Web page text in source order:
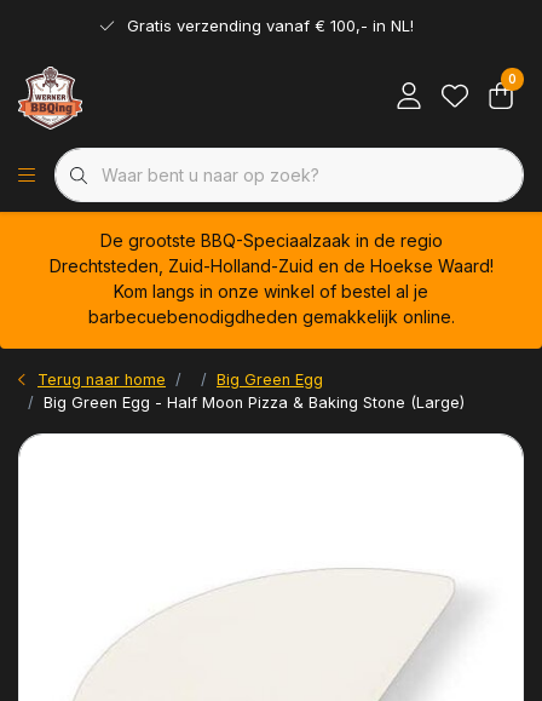
Gratis verzending vanaf € 100,- in NL!
0
De grootste BBQ-Speciaalzaak in de regio
Drechtsteden, Zuid-Holland-Zuid en de Hoekse Waard!
Kom langs in onze winkel of bestel al je
barbecuebenodigdheden gemakkelijk online.
Terug naar home
Big Green Egg
Big Green Egg - Half Moon Pizza & Baking Stone (Large)